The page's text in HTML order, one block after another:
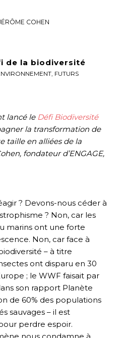
COHEN
de la biodiversité
, FUTURS
lancé le Défi Biodiversité
la transformation de
taille en alliées de la
fondateur d’ENGAGE,
? Devons-nous céder à
? Non, car les
marins ont une forte
Non, car face à
– à titre
ont disparu en 30
; le WWF faisait par
son rapport Planète
de 60% des populations
sauvages – il est
perdre espoir.
nous condamne à